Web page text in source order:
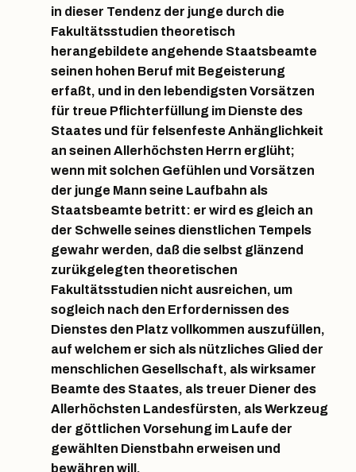
in dieser Tendenz der junge durch die
Fakultätsstudien theoretisch
herangebildete angehende Staatsbeamte
seinen hohen Beruf mit Begeisterung
erfaßt, und in den lebendigsten Vorsätzen
für treue Pflichterfüllung im Dienste des
Staates und für felsenfeste Anhänglichkeit
an seinen Allerhöchsten Herrn erglüht;
wenn mit solchen Gefühlen und Vorsätzen
der junge Mann seine Laufbahn als
Staatsbeamte betritt: er wird es gleich an
der Schwelle seines dienstlichen Tempels
gewahr werden, daß die selbst glänzend
zurükgelegten theoretischen
Fakultätsstudien nicht ausreichen, um
sogleich nach den Erfordernissen des
Dienstes den Platz vollkommen auszufüllen,
auf welchem er sich als nützliches Glied der
menschlichen Gesellschaft, als wirksamer
Beamte des Staates, als treuer Diener des
Allerhöchsten Landesfürsten, als Werkzeug
der göttlichen Vorsehung im Laufe der
gewählten Dienstbahn erweisen und
bewähren will.